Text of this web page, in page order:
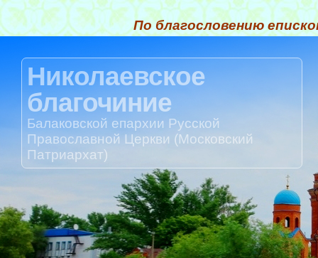
По благословению
Николаевское
благочиние
Балаковской епархии Русской
Православной Церкви (Московский
Патриархат)